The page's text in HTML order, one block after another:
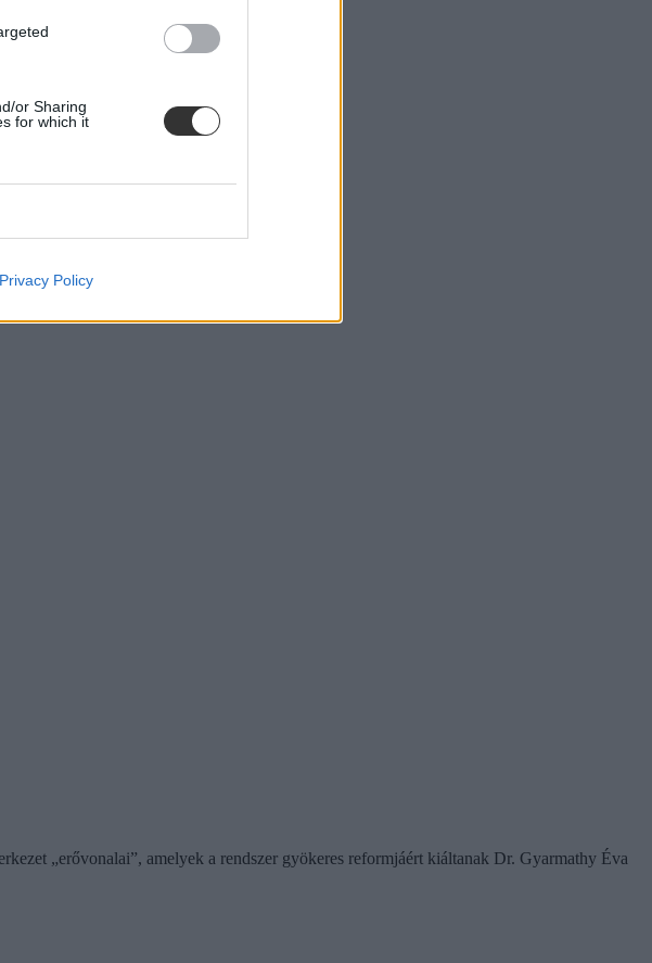
or Sharing
for which it
Privacy Policy
„erővonalai”, amelyek a rendszer gyökeres reformjáért kiáltanak Dr. Gyarmathy Éva